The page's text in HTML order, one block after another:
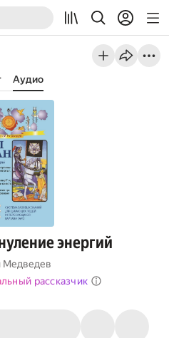
Аудио
энергий
Медведев
рассказчик